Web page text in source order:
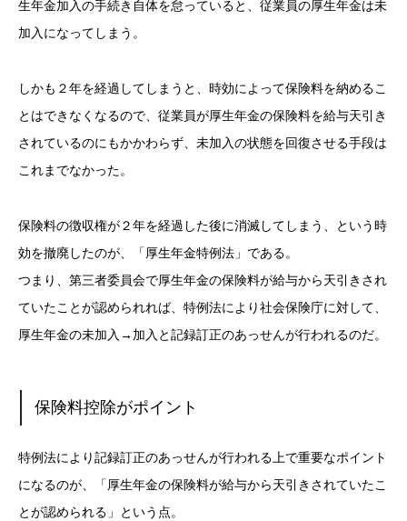
生年金加入の手続き自体を怠っていると、従業員の厚生年金は未
加入になってしまう。
しかも２年を経過してしまうと、時効によって保険料を納めるこ
とはできなくなるので、従業員が厚生年金の保険料を給与天引き
されているのにもかかわらず、未加入の状態を回復させる手段は
これまでなかった。
保険料の徴収権が２年を経過した後に消滅してしまう、という時
効を撤廃したのが、「厚生年金特例法」である。
つまり、第三者委員会で厚生年金の保険料が給与から天引きされ
ていたことが認められれば、特例法により社会保険庁に対して、
厚生年金の未加入→加入と記録訂正のあっせんが行われるのだ。
保険料控除がポイント
特例法により記録訂正のあっせんが行われる上で重要なポイント
になるのが、「厚生年金の保険料が給与から天引きされていたこ
とが認められる」という点。